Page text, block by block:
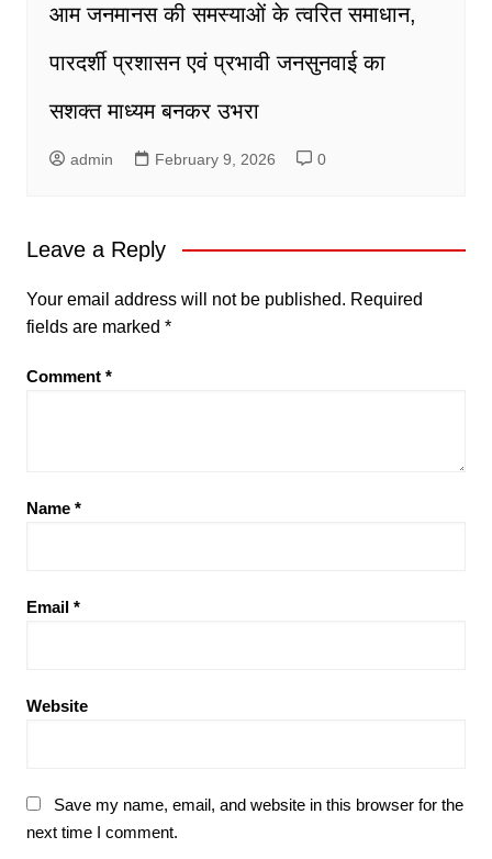
आम जनमानस की समस्याओं के त्वरित समाधान,
पारदर्शी प्रशासन एवं प्रभावी जनसुनवाई का
सशक्त माध्यम बनकर उभरा
admin February 9, 2026 0
Leave a Reply
Your email address will not be published. Required
fields are marked *
Comment *
Name *
Email *
Website
Save my name, email, and website in this browser for the
next time I comment.